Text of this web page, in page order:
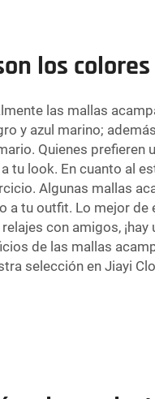
los
las mallas
y azul marino;
Quienes
tu look. En cuanto al
Algunas mallas
a tu outfit. Lo mejor de
con amigos,
de las mallas
selección en Jiayi